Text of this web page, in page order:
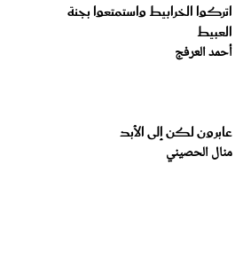
اتركوا الخرابيط واستمتعوا بجنة
العبيط
أحمد العرفج
عابرون لكن إلى الأبد
منال الحصيني